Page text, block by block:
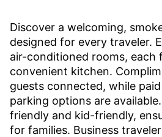
Discover a welcoming,
designed for every traveler.
air-conditioned rooms, each
convenient kitchen.
guests connected, while
parking options are
friendly and kid-friendly,
for families. Business